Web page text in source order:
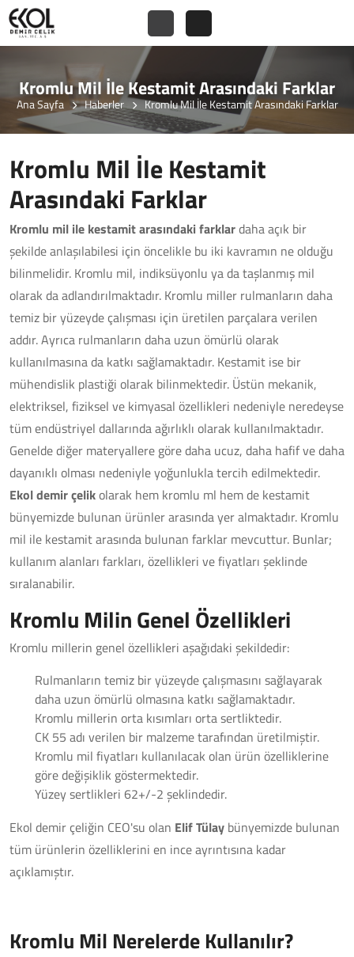
Kromlu Mil İle Kestamit Arasındaki Farklar
Ana Sayfa Haberler Kromlu Mil İle Kestamit Arasındaki Farklar
Kromlu Mil İle Kestamit
Arasındaki Farklar
Kromlu mil ile kestamit arasındaki farklardaha açık bir
şekilde anlaşılabilesi için öncelikle bu iki kavramın ne olduğu
bilinmelidir. Kromlu mil, indiksüyonlu ya da taşlanmış mil
olarak da adlandırılmaktadır. Kromlu miller rulmanların daha
temiz bir yüzeyde çalışması için üretilen parçalara verilen
addır. Ayrıca rulmanların daha uzun ömürlü olarak
kullanılmasına da katkı sağlamaktadır. Kestamit ise bir
mühendislik plastiği olarak bilinmektedir. Üstün mekanik,
elektriksel, fiziksel ve kimyasal özellikleri nedeniyle neredeyse
tüm endüstriyel dallarında ağırlıklı olarak kullanılmaktadır.
Genelde diğer materyallere göre daha ucuz, daha hafif ve daha
dayanıklı olması nedeniyle yoğunlukla tercih edilmektedir.
Ekol demir çelikolarak hem kromlu ml hem de kestamit
bünyemizde bulunan ürünler arasında yer almaktadır. Kromlu
mil ile kestamit arasında bulunan farklar mevcuttur. Bunlar;
kullanım alanları farkları, özellikleri ve fiyatları şeklinde
sıralanabilir.
Kromlu Milin Genel Özellikleri
Kromlu millerin genel özellikleri aşağıdaki şekildedir:
Rulmanların temiz bir yüzeyde çalışmasını sağlayarak
daha uzun ömürlü olmasına katkı sağlamaktadır.
Kromlu millerin orta kısımları orta sertliktedir.
CK 55 adı verilen bir malzeme tarafından üretilmiştir.
Kromlu mil fiyatları kullanılacak olan ürün özelliklerine
göre değişiklik göstermektedir.
Yüzey sertlikleri 62+/-2 şeklindedir.
Ekol demir çeliğin CEO'su olan Elif Tülay bünyemizde bulunan
tüm ürünlerin özelliklerini en ince ayrıntısına kadar
açıklamıştır.
Kromlu Mil Nerelerde Kullanılır?